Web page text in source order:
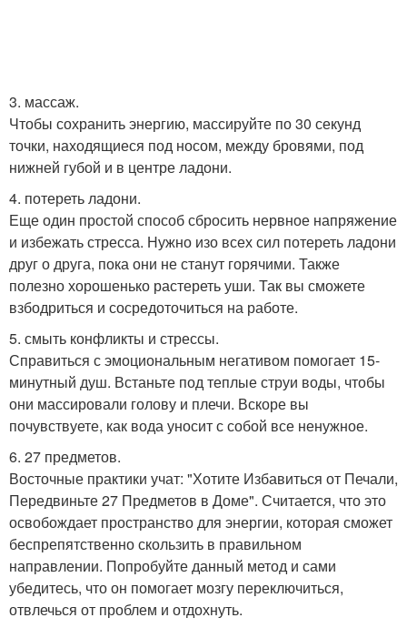
3. массаж.
Чтобы сохранить энергию, массируйте по 30 секунд
точки, находящиеся под носом, между бровями, под
нижней губой и в центре ладони.
4. потереть ладони.
Еще один простой способ сбросить нервное напряжение
и избежать стресса. Нужно изо всех сил потереть ладони
друг о друга, пока они не станут горячими. Также
полезно хорошенько растереть уши. Так вы сможете
взбодриться и сосредоточиться на работе.
5. смыть конфликты и стрессы.
Справиться с эмоциональным негативом помогает 15-
минутный душ. Встаньте под теплые струи воды, чтобы
они массировали голову и плечи. Вскоре вы
почувствуете, как вода уносит с собой все ненужное.
6. 27 предметов.
Восточные практики учат: "Хотите Избавиться от Печали,
Передвиньте 27 Предметов в Доме". Считается, что это
освобождает пространство для энергии, которая сможет
беспрепятственно скользить в правильном
направлении. Попробуйте данный метод и сами
убедитесь, что он помогает мозгу переключиться,
отвлечься от проблем и отдохнуть.